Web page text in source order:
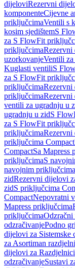
dijeloviRezervni
komponenteCijevne
priključcimaVentili s
kosim sjedištemS
za S FlowFit
priključcimaRezervni
uzorkovanjeVentili za
Kuglasti ventiliS
za S FlowFit
priključcimaRezervni
priključcimaRezervni
ventili za ugradnju u
ugradnju u zidS
za S FlowFit
priključcimaRezervni
priključcima Compact
CompactSa Mapress
priključcimaS
navojnim priključcima
zidRezervni dijelovi
zidS priključcima
CompactNepovratni
Mapress priključcima
priključcima
odzračivanjePodno
dijelovi za Sistemske
za Asortiman
dijelovi za
odzračivanjeSustavi